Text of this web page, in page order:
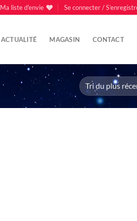
Ma liste d'envie Se connecter /
ACTUALITÉ MAGASIN CONTACT